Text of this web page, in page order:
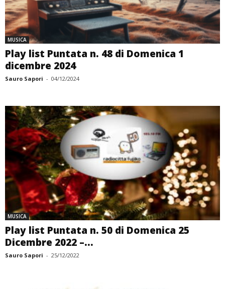
MUSICA
Play list Puntata n. 48 di Domenica 1
dicembre 2024
Sauro Sapori - 04/12/2024
MUSICA
Play list Puntata n. 50 di Domenica 25
Dicembre 2022 –...
Sauro Sapori - 25/12/2022